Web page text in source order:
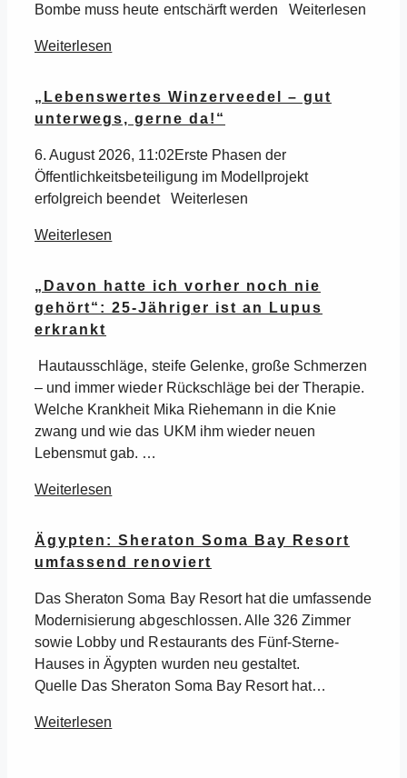
Bombe muss heute entschärft werden Weiterlesen
Weiterlesen
„Lebenswertes Winzerveedel – gut
unterwegs, gerne da!“
6. August 2026, 11:02Erste Phasen der
Öffentlichkeitsbeteiligung im Modellprojekt
erfolgreich beendet Weiterlesen
Weiterlesen
„Davon hatte ich vorher noch nie
gehört“: 25-Jähriger ist an Lupus
erkrankt
Hautausschläge, steife Gelenke, große Schmerzen
– und immer wieder Rückschläge bei der Therapie.
Welche Krankheit Mika Riehemann in die Knie
zwang und wie das UKM ihm wieder neuen
Lebensmut gab. …
Weiterlesen
Ägypten: Sheraton Soma Bay Resort
umfassend renoviert
Das Sheraton Soma Bay Resort hat die umfassende
Modernisierung abgeschlossen. Alle 326 Zimmer
sowie Lobby und Restaurants des Fünf-Sterne-
Hauses in Ägypten wurden neu gestaltet.
Quelle Das Sheraton Soma Bay Resort hat…
Weiterlesen